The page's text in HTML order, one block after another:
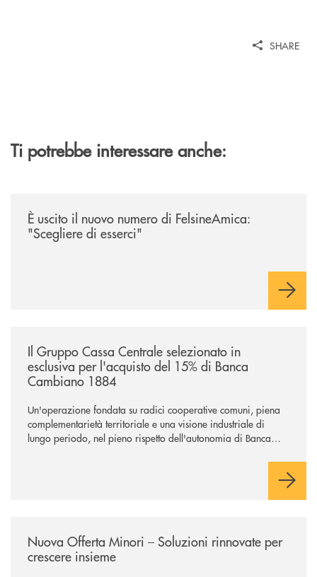
SHARE
Ti potrebbe interessare anche:
È uscito il nuovo numero di FelsineAmica:
"Scegliere di esserci"
Il Gruppo Cassa Centrale selezionato in
esclusiva per l'acquisto del 15% di Banca
Cambiano 1884
Un'operazione fondata su radici cooperative comuni, piena
complementarietà territoriale e una visione industriale di
lungo periodo, nel pieno rispetto dell'autonomia di Banca
negoziazione esclusiva per la finalizzazione dell’operazione.
Nuova Offerta Minori – Soluzioni rinnovate per
crescere insieme